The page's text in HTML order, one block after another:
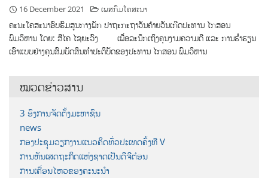
16 December 2021 ເພສກົມໂຄສະນາ
ຄະນະໂຄສະນາອົບຮົມສູນກາງພັກ ປາຖະກະຖາວັນຄ້າຍວັນເກີດປະທານ ໄກສອນ
ພົມວິຫານ ໂດຍ: ສີໄຄ ໄຊຍະວົງ ເພື່ອລະນຶກເຖິງຄຸນງາມຄວາມດີ ແລະ ການຮໍ່າຮຽນ
ເອົາແບບຢ່າງຄຸນສົມບັດສິນທໍາປະຕິບັດຂອງປະທານ ໄກສອນ ພົມວິຫານ
ໝວດຂ່າວສານ
3 ອົງການຈັດຕັ້ງມະຫາຊົນ
news
ກອງປະຊຸມວຽກງານແນວຄິດທົ່ວປະເທດຄັ້ງທີ V
ການຫັນເສດຖະກິດແຫ່ງຊາດເປັນດີຈີຕ໋ອນ
ການເຄື່ອນໄຫວຂອງຄະນະນຳ